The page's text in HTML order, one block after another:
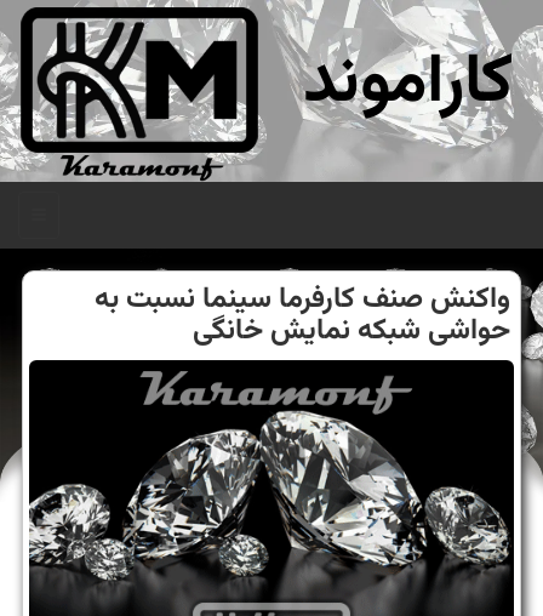
کاراموند
واكنش صنف كارفرما سینما نسبت به
حواشی شبكه نمایش خانگی